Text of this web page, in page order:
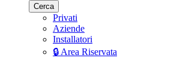
Cerca
Privati
Aziende
Installatori
🔒 Area Riservata